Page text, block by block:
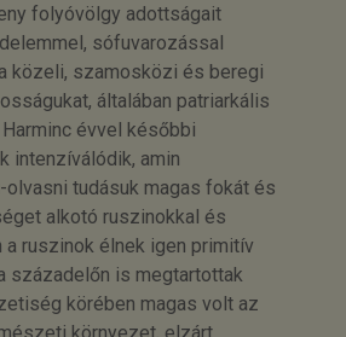
folyóvölgy adottságait
sófuvarozással
közeli, szamosközi és beregi
általában patriarkális
évvel későbbi
intenzíválódik, amin
tudásuk magas fokát és
alkotó ruszinokkal és
ruszinok élnek igen primitív
századelőn is megtartottak
körében magas volt az
környezet, elzárt